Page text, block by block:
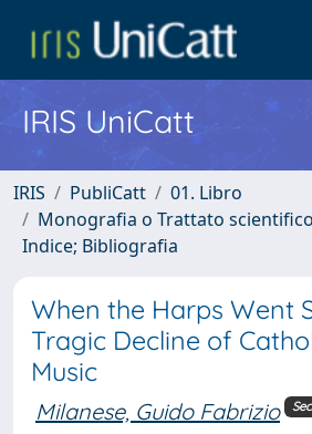
IRIS UniCatt
IRIS PubliCatt
01. Libro
Monografia o Trattato
Indice; Bibliografia
When the Harps Went
Tragic Decline of
Music
Milanese, Guido Fabrizio